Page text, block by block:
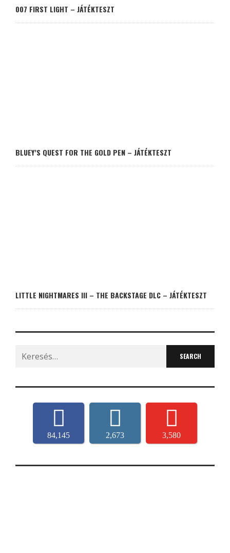
007 FIRST LIGHT – JÁTÉKTESZT
BLUEY’S QUEST FOR THE GOLD PEN – JÁTÉKTESZT
LITTLE NIGHTMARES III – THE BACKSTAGE DLC – JÁTÉKTESZT
Search
for:
84,145 2,673 3,580